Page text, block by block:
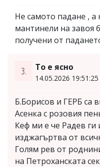
Не самото падане , а
мантинели на завоя
получени от
3. То е ясно
14.05.2026 19:51:25
Б.Борисов и ГЕРБ са
Асенка с розовия
Кеф ми е че Радев ги
изджагъртва от
Голям рев от
на Петроханската